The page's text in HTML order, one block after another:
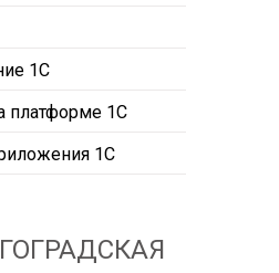
1С
платформе 1С
1С